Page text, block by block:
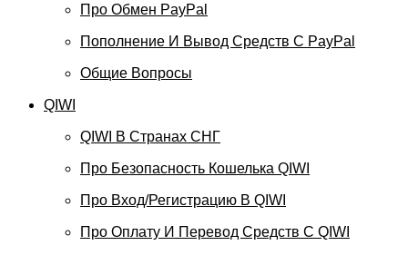
Про Обмен PayPal
Пополнение И Вывод Средств С PayPal
Общие Вопросы
QIWI
QIWI В Странах СНГ
Про Безопасность Кошелька QIWI
Про Вход/регистрацию В QIWI
Про Оплату И Перевод Средств C QIWI